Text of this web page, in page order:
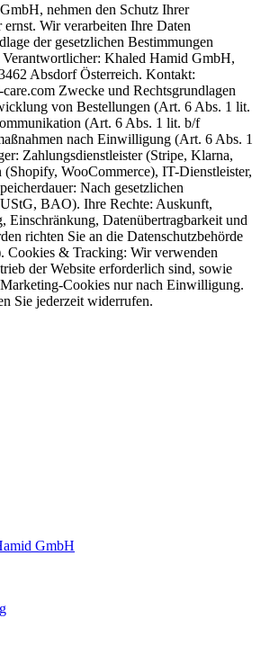
nehmen den Schutz Ihrer
ernst. Wir verarbeiten Ihre Daten
der gesetzlichen Bestimmungen
Khaled Hamid GmbH,
Absdorf Österreich. Kontakt:
Zwecke und Rechtsgrundlagen
von Bestellungen (Art. 6 Abs. 1 lit.
(Art. 6 Abs. 1 lit. b/f
nach Einwilligung (Art. 6 Abs. 1
Zahlungsdienstleister (Stripe, Klarna,
(Shopify, WooCommerce), IT-Dienstleister,
Nach gesetzlichen
BAO). Ihre Rechte: Auskunft,
Einschränkung, Datenübertragbarkeit und
richten Sie an die Datenschutzbehörde
Cookies & Tracking: Wir verwenden
der Website erforderlich sind, sowie
Cookies nur nach Einwilligung.
Sie jederzeit widerrufen.
GmbH